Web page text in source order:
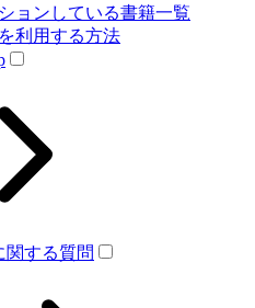
ョンしている書籍一覧
利用する方法
関する質問